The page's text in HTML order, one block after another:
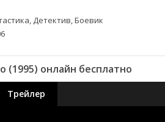
Детектив, Боевик
(1995) онлайн бесплатно
Трейлер